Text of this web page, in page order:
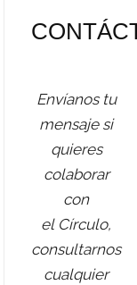
Envíanos tu
mensaje si
quieres
colaborar
con
el Círculo,
consultarnos
cualquier